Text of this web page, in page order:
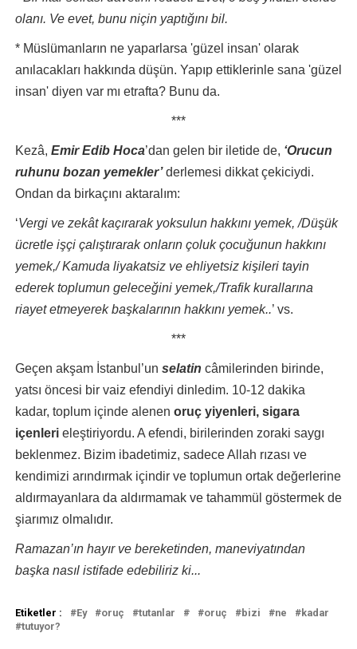
olanı. Ve evet, bunu niçin yaptığını bil.
* Müslümanların ne yaparlarsa 'güzel insan' olarak
anılacakları hakkında düşün. Yapıp ettiklerinle sana 'güzel
insan' diyen var mı etrafta? Bunu da.
***
Kezâ, Emir Edib Hoca’dan gelen bir iletide de, ‘Orucun
ruhunu bozan yemekler’derlemesi dikkat çekiciydi.
Ondan da birkaçını aktaralım:
‘Vergi ve zekât kaçırarak yoksulun hakkını yemek, /Düşük
ücretle işçi çalıştırarak onların çoluk çocuğunun hakkını
yemek,/ Kamuda liyakatsiz ve ehliyetsiz kişileri tayin
ederek toplumun geleceğini yemek,/Trafik kurallarına
riayet etmeyerek başkalarının hakkını yemek..’ vs.
***
Geçen akşam İstanbul’un selatin câmilerinden birinde,
yatsı öncesi bir vaiz efendiyi dinledim. 10-12 dakika
kadar, toplum içinde alenen oruç yiyenleri, sigara
içenlerieleştiriyordu. A efendi, birilerinden zoraki saygı
beklenmez. Bizim ibadetimiz, sadece Allah rızası ve
kendimizi arındırmak içindir ve toplumun ortak değerlerine
aldırmayanlara da aldırmamak ve tahammül göstermek de
şiarımız olmalıdır.
Ramazan’ın hayır ve bereketinden, maneviyatından
başka nasıl istifade edebiliriz ki...
Etiketler : Ey oruç tutanlar oruç bizi ne
kadar
tutuyor?